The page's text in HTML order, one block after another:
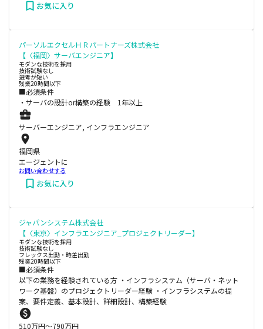
お気に入り
パーソルエクセルＨＲパートナーズ株式会社
【〈福岡〉サーバエンジニア】
モダンな技術を採用
技術試験なし
選考が短い
残業20時間以下
■必須条件
・サーバの設計or構築の経験 1年以上
サーバーエンジニア, インフラエンジニア
福岡県
エージェントに
お問い合わせする
お気に入り
ジャパンシステム株式会社
【〈東京〉インフラエンジニア_プロジェクトリーダー】
モダンな技術を採用
技術試験なし
フレックス出勤・時差出勤
残業20時間以下
■必須条件
以下の業務を経験されている方 ・インフラシステム（サーバ・ネット
ワーク基盤）のプロジェクトリーダー経験 ・インフラシステムの提
案、要件定義、基本設計、詳細設計、構築経験
510万円〜790万円